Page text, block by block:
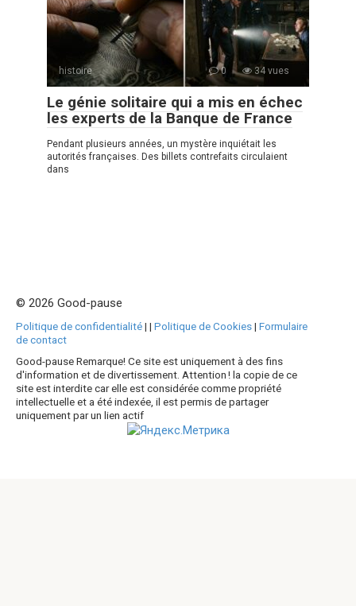
histoire 0 34 vues
Le génie solitaire qui a mis en échec
les experts de la Banque de France
Pendant plusieurs années, un mystère inquiétait les
autorités françaises. Des billets contrefaits circulaient
dans
© 2026 Good-pause
Politique de confidentialité| | Politique de Cookies| Formulaire
de contact
Good-pause Remarque! Ce site est uniquement à des fins
d'information et de divertissement. Attention ! la copie de ce
site est interdite car elle est considérée comme propriété
intellectuelle et a été indexée, il est permis de partager
uniquement par un lien actif